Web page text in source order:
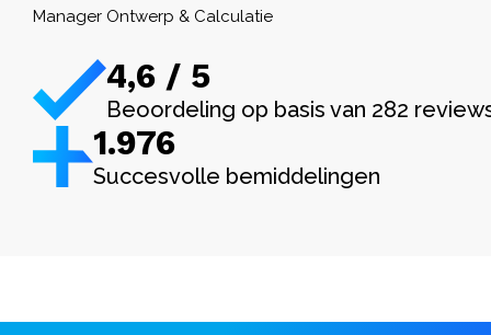
Manager Ontwerp & Calculatie
4,6 / 5
Beoordeling op basis van 282
1.982
Succesvolle bemiddelingen